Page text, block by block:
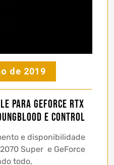
de 2019
para GeForce RTX
e Control
e disponibilidade
Super e GeForce
todo,